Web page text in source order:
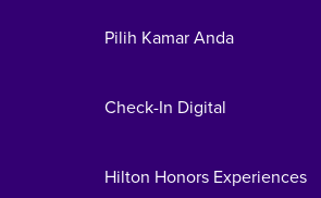
Pilih Kamar Anda
Check-In Digital
Hilton Honors Experiences